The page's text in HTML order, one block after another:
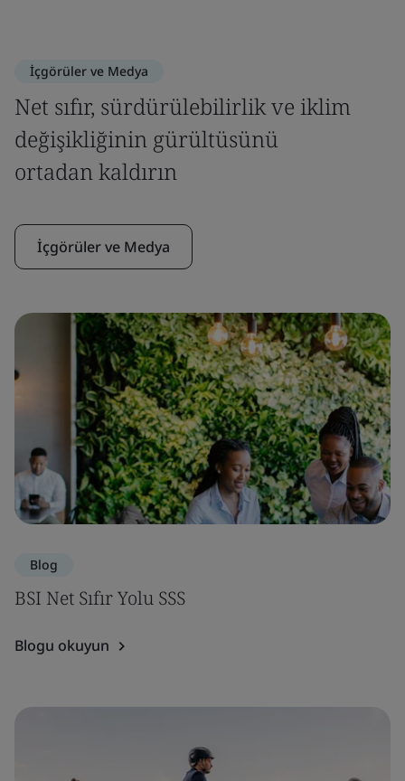
İçgörüler ve Medya
Net sıfır, sürdürülebilirlik ve iklim
değişikliğinin gürültüsünü
ortadan kaldırın
İçgörüler ve Medya
Blog
BSI Net Sıfır Yolu SSS
Blogu okuyun